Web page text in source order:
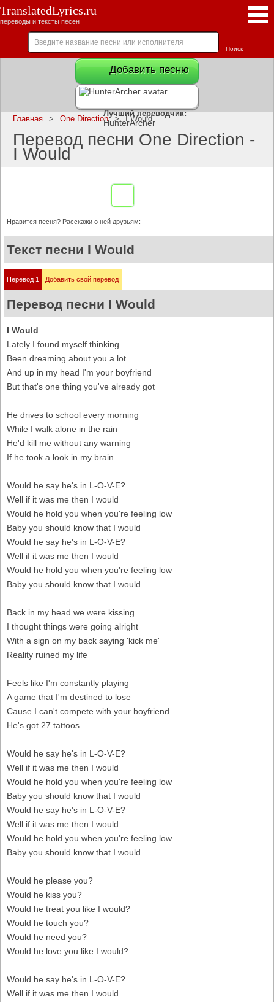
TranslatedLyrics.ru
переводы и тексты песен
Добавить песню
Лучший переводчик:
HunterArcher
Главная > One Direction > I Would
Перевод песни One Direction -
I Would
Нравится песня? Расскажи о ней друзьям:
Текст песни I Would
Перевод 1 Добавить свой перевод
Перевод песни I Would
I Would
Lately I found myself thinking
Been dreaming about you a lot
And up in my head I'm your boyfriend
But that's one thing you've already got
He drives to school every morning
While I walk alone in the rain
He'd kill me without any warning
If he took a look in my brain
Would he say he's in L-O-V-E?
Well if it was me then I would
Would he hold you when you're feeling low
Baby you should know that I would
Would he say he's in L-O-V-E?
Well if it was me then I would
Would he hold you when you're feeling low
Baby you should know that I would
Back in my head we were kissing
I thought things were going alright
With a sign on my back saying 'kick me'
Reality ruined my life
Feels like I'm constantly playing
A game that I'm destined to lose
Cause I can't compete with your boyfriend
He's got 27 tattoos
Would he say he's in L-O-V-E?
Well if it was me then I would
Would he hold you when you're feeling low
Baby you should know that I would
Would he say he's in L-O-V-E?
Well if it was me then I would
Would he hold you when you're feeling low
Baby you should know that I would
Would he please you?
Would he kiss you?
Would he treat you like I would?
Would he touch you?
Would he need you?
Would he love you like I would?
Would he say he's in L-O-V-E?
Well if it was me then I would